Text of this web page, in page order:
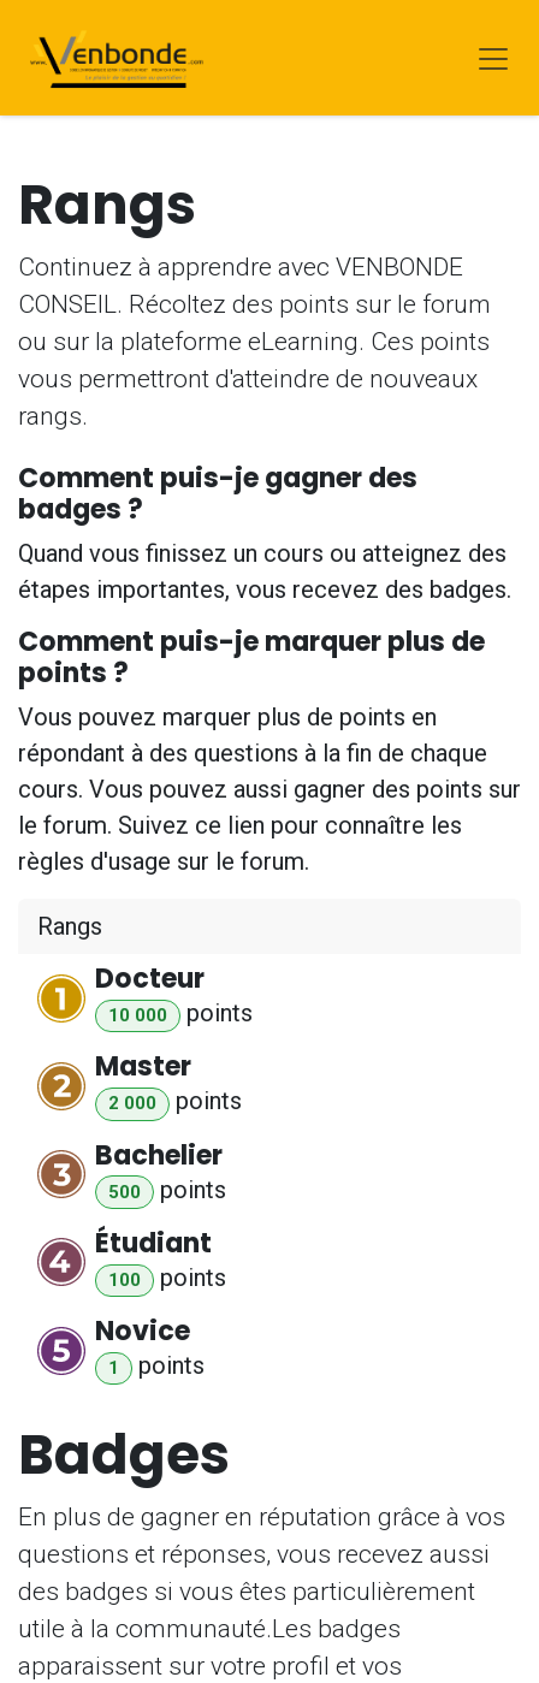
Rangs
Continuez à apprendre avec VENBONDE
CONSEIL. Récoltez des points sur le forum
ou sur la plateforme eLearning. Ces points
vous permettront d'atteindre de nouveaux
rangs.
Comment puis-je gagner des
badges ?
Quand vous finissez un cours ou atteignez des
étapes importantes, vous recevez des badges.
Comment puis-je marquer plus de
points ?
Vous pouvez marquer plus de points en
répondant à des questions à la fin de chaque
cours. Vous pouvez aussi gagner des points sur
le forum. Suivez ce lien pour connaître les
règles d'usage sur le forum.
Rangs
Docteur
10 000 points
Master
2 000 points
Bachelier
500 points
Étudiant
100 points
Novice
1 points
Badges
En plus de gagner en réputation grâce à vos
questions et réponses, vous recevez aussi
des badges si vous êtes particulièrement
utile à la communauté.Les badges
apparaissent sur votre profil et vos